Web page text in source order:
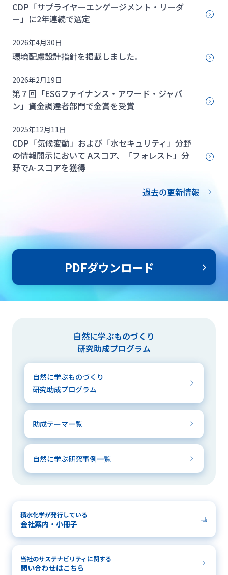
CDP「サプライヤーエンゲージメント・リーダ
ー」に2年連続で選定
2026年4月30日
環境配慮設計指針を掲載しました。
2026年2月19日
第７回「ESGファイナンス・アワード・ジャパ
ン」資金調達者部門で金賞を受賞
2025年12月11日
CDP「気候変動」および「水セキュリティ」分野
の情報開示において Aスコア、「フォレスト」分
野でA-スコアを獲得
過去の更新情報
PDFダウンロード
自然に学ぶものづくり
研究助成プログラム
自然に学ぶものづくり
研究助成プログラム
助成テーマ一覧
自然に学ぶ研究事例一覧
積水化学が発行している
会社案内・小冊子
当社のサステナビリティに関する
問い合わせはこちら